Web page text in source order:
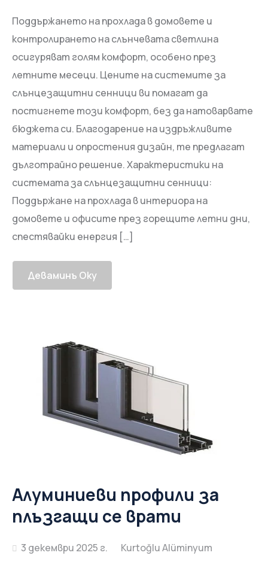
Поддържането на прохлада в домовете и
контролирането на слънчевата светлина
осигуряват голям комфорт, особено през
летните месеци. Цените на системите за
слънцезащитни сенници ви помагат да
постигнете този комфорт, без да натоварвате
бюджета си. Благодарение на издръжливите
материали и опростения дизайн, те предлагат
дълготрайно решение. Характеристики на
системата за слънцезащитни сенници:
Поддържане на прохлада в интериора на
домовете и офисите през горещите летни дни,
спестявайки енергия […]
Деваминъ Оку
Алуминиеви профили за
плъзгащи се врати
3 декември 2025 г.